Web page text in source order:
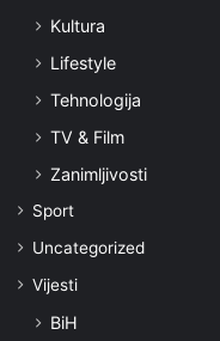
Kultura
Lifestyle
Tehnologija
TV & Film
Zanimljivosti
Sport
Uncategorized
Vijesti
BiH